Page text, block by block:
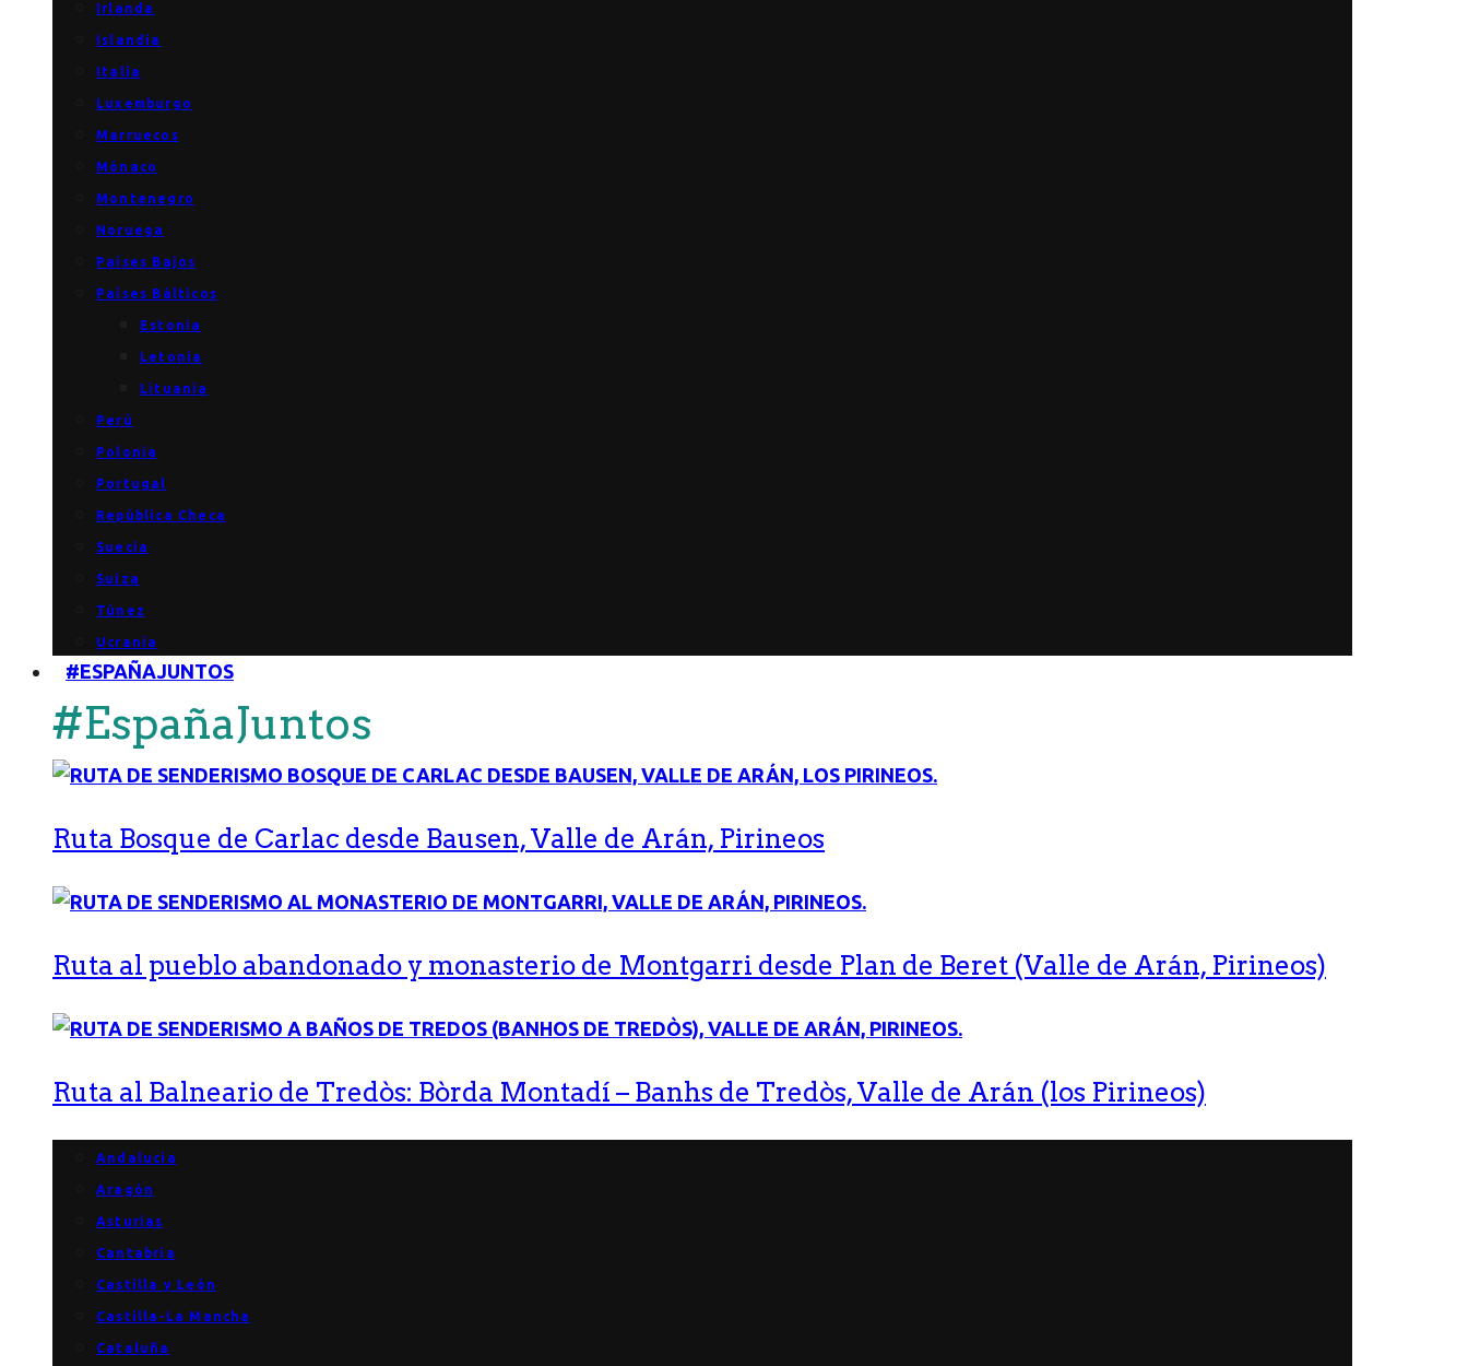
Irlanda
Islandia
Italia
Luxemburgo
Marruecos
Mónaco
Montenegro
Noruega
Países Bajos
Países Bálticos
Estonia
Letonia
Lituania
Perú
Polonia
Portugal
República Checa
Suecia
Suiza
Túnez
Ucrania
#ESPAÑAJUNTOS
#EspañaJuntos
Ruta Bosque de Carlac desde Bausen, Valle de Arán, Pirineos
Ruta al pueblo abandonado y monasterio de Montgarri desde Plan de Beret (Valle de Arán, Pirineos)
Ruta al Balneario de Tredòs: Bòrda Montadí – Banhs de Tredòs, Valle de Arán (los Pirineos)
Andalucía
Aragón
Asturias
Cantabria
Castilla y León
Castilla-La Mancha
Cataluña